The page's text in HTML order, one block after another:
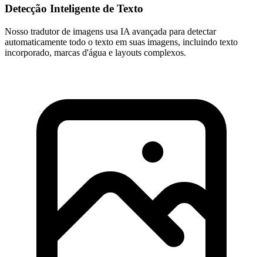
Detecção Inteligente de Texto
Nosso tradutor de imagens usa IA avançada para detectar
automaticamente todo o texto em suas imagens, incluindo texto
incorporado, marcas d'água e layouts complexos.